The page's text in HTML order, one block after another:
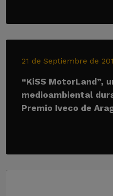
21 de Septiembre de
“KiSS MotorLand”,
medioambiental
Premio Iveco de